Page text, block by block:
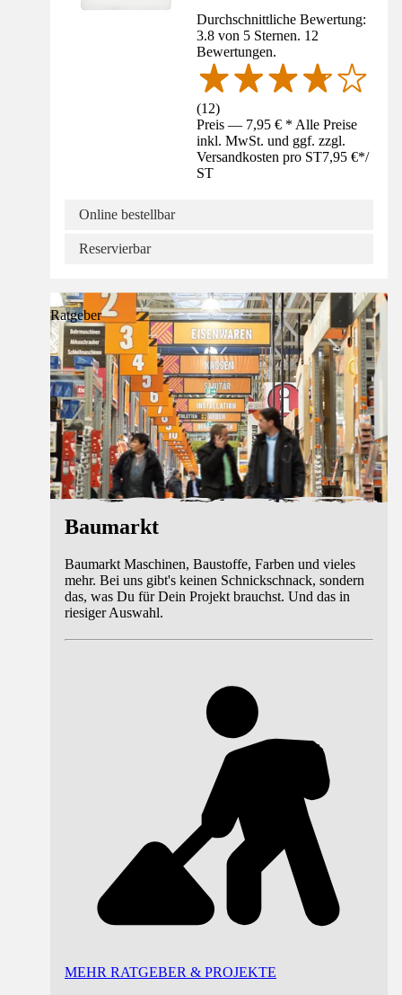
Durchschnittliche Bewertung:
3.8 von 5 Sternen. 12
Bewertungen.
(12)
Preis — 7,95 € * Alle Preise
inkl. MwSt. und ggf. zzgl.
Versandkosten pro ST7,95 €*/
ST
Online bestellbar
Reservierbar
Ratgeber
Baumarkt
Baumarkt Maschinen, Baustoffe, Farben und vieles
mehr. Bei uns gibt's keinen Schnickschnack, sondern
das, was Du für Dein Projekt brauchst. Und das in
riesiger Auswahl.
MEHR RATGEBER & PROJEKTE